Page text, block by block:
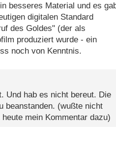
besseres Material und es
digitalen Standard
des Goldes" (der als
produziert wurde - ein
noch von Kenntnis.
Und hab es nicht bereut. Die
beanstanden. (wußte nicht
mein Kommentar dazu)